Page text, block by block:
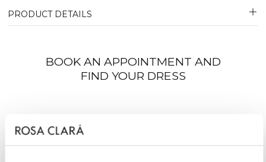
PRODUCT DETAILS
BOOK AN APPOINTMENT AND
FIND YOUR DRESS